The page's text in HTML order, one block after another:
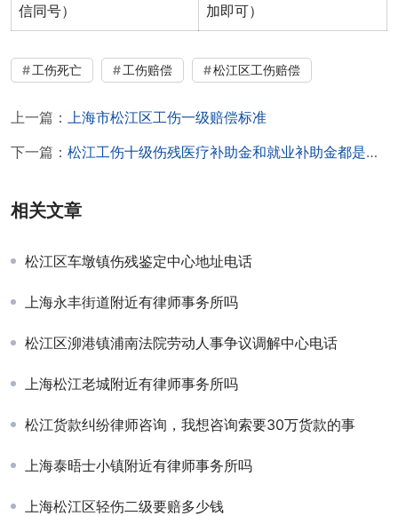
信同号）
加即可）
工伤死亡 工伤赔偿 松江区工伤赔偿
上一篇：
上海市松江区工伤一级赔偿标准
下一篇： 松江工伤十级伤残医疗补助金和就业补助金都是六个月吗
相关文章
松江区车墩镇伤残鉴定中心地址电话
上海永丰街道附近有律师事务所吗
松江区泖港镇浦南法院劳动人事争议调解中心电话
上海松江老城附近有律师事务所吗
松江货款纠纷律师咨询，我想咨询索要30万货款的事
上海泰晤士小镇附近有律师事务所吗
上海松江区轻伤二级要赔多少钱